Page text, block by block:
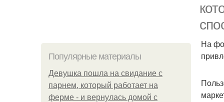
Популярные материалы
Девушка пошла на свидание с
парнем, который работает на
ферме - и вернулась домой с
На